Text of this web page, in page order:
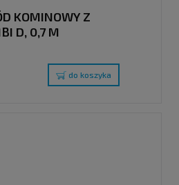
KOMINOWY Z
D, 0,7 M
do koszyka